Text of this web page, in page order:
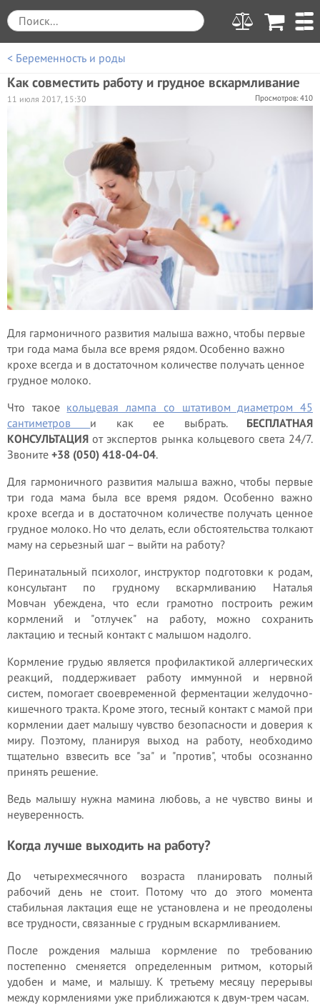
< Беременность и роды
Как совместить работу и грудное вскармливание
Просмотров: 410
11 июля 2017, 15:30
Для гармоничного развития малыша важно, чтобы первые
три года мама была все время рядом. Особенно важно
крохе всегда и в достаточном количестве получать ценное
грудное молоко.
Что такое кольцевая лампа со штативом диаметром 45
сантиметров и как ее выбрать. БЕСПЛАТНАЯ
КОНСУЛЬТАЦИЯ от экспертов рынка кольцевого света 24/7.
Звоните +38 (050) 418-04-04.
Для гармоничного развития малыша важно, чтобы первые
три года мама была все время рядом. Особенно важно
крохе всегда и в достаточном количестве получать ценное
грудное молоко. Но что делать, если обстоятельства толкают
маму на серьезный шаг – выйти на работу?
Перинатальный психолог, инструктор подготовки к родам,
консультант по грудному вскармливанию Наталья
Мовчан убеждена, что если грамотно построить режим
кормлений и "отлучек" на работу, можно сохранить
лактацию и тесный контакт с малышом надолго.
Кормление грудью является профилактикой аллергических
реакций, поддерживает работу иммунной и нервной
систем, помогает своевременной ферментации желудочно-
кишечного тракта. Кроме этого, тесный контакт с мамой при
кормлении дает малышу чувство безопасности и доверия к
миру. Поэтому, планируя выход на работу, необходимо
тщательно взвесить все "за" и "против", чтобы осознанно
принять решение.
Ведь малышу нужна мамина любовь, а не чувство вины и
неуверенность.
Когда лучше выходить на работу?
До четырехмесячного возраста планировать полный
рабочий день не стоит. Потому что до этого момента
стабильная лактация еще не установлена и не преодолены
все трудности, связанные с грудным вскармливанием.
После рождения малыша кормление по требованию
постепенно сменяется определенным ритмом, который
удобен и маме, и малышу. К третьему месяцу перерывы
между кормлениями уже приближаются к двум-трем часам.